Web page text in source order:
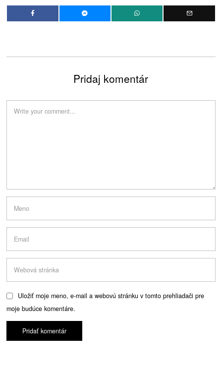
Pridaj komentár
Uložiť moje meno, e-mail a webovú stránku v tomto prehliadači pre
moje budúce komentáre.